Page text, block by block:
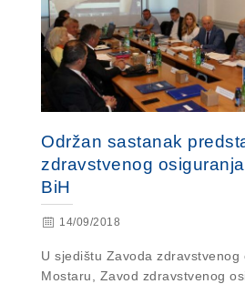
Održan sastanak
zdravstvenog
BiH
14/09/2018
U sjedištu Zavoda zdravstvenog
Mostaru, Zavod zdravstvenog